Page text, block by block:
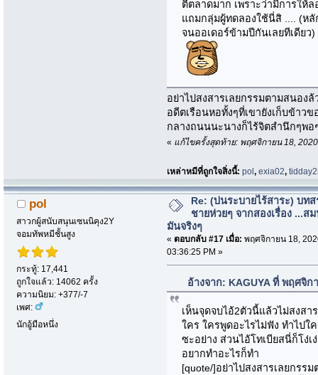
ตีตลาดมาก เพราะว่ามีการให้
แถมกลุ่มผู้ทดลองใช้นี่สิ .... (ห
จนออเดอร์ข้ามปีกันเลยทีเดียว)
อย่าไปสงสารเลยกรรมตามสนอง
อดีตเรือนหอทั้งๆที่เขายังเก็บข้าว
กลางถนนนะนางก็ไร้จิตสำนึกๆพอ
« แก้ไขครั้งสุดท้าย: พฤศจิกายน 18,
เหล่าหมีที่ถูกใจสิ่งนี้:pol,exia02,
pol
สาวกผู้สนับสนุนเซนนิคุง2Y
จอมทัพหมีชั้นสูง
กระทู้: 17,441
ถูกใจแล้ว: 14062 ครั้ง
ความนิยม: +377/-7
เพศ:
นักอู้มือหนึ่ง
Re: (บ่นระบายไร้สาระ) บท
ชายห่วยๆ จากสองเรื่อง ...ส
มันจริงๆ
« ตอบกลับ #17 เมื่อ: พฤศจิกายน 18,
03:36:25 PM »
อ้างจาก: KAGUYA ที่ พฤศจิก
เห็นจุดจบไอ้2ตัวนี้แล้วไม่สงสา
ใคร ใครพูดอะไรไม่ฟัง ทำไปใ
ซะอย่าง ส่วนไอ้โทเบียสนี่ก็โง่เ
อยากทำอะไรก็ทำ
[quote/]อย่าไปสงสารเลยกรร